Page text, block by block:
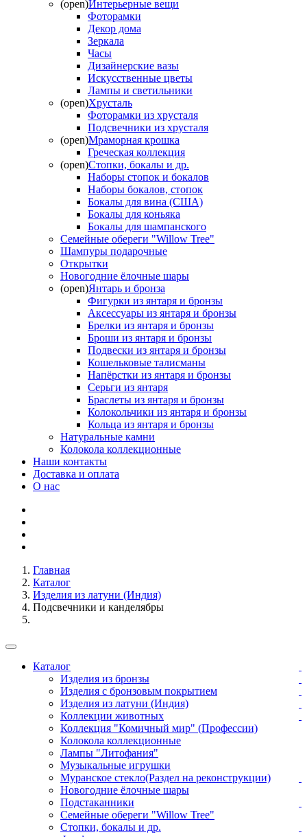
(open)Интерьерные вещи
Фоторамки
Декор дома
Зеркала
Часы
Дизайнерские вазы
Искусственные цветы
Лампы и светильники
(open)Хрусталь
Фоторамки из хрусталя
Подсвечники из хрусталя
(open)Мраморная крошка
Греческая коллекция
(open)Стопки, бокалы и др.
Наборы стопок и бокалов
Наборы бокалов, стопок
Бокалы для вина (США)
Бокалы для коньяка
Бокалы для шампанского
Семейные обереги "Willow Tree"
Шампуры подарочные
Открытки
Новогодние ёлочные шары
(open)Янтарь и бронза
Фигурки из янтаря и бронзы
Аксессуары из янтаря и бронзы
Брелки из янтаря и бронзы
Броши из янтаря и бронзы
Подвески из янтаря и бронзы
Кошельковые талисманы
Напёрстки из янтаря и бронзы
Серьги из янтаря
Браслеты из янтаря и бронзы
Колокольчики из янтаря и бронзы
Кольца из янтаря и бронзы
Натуральные камни
Колокола коллекционные
Наши контакты
Доставка и оплата
О нас
Главная
Каталог
Изделия из латуни (Индия)
Подсвечники и канделябры
Каталог
Изделия из бронзы
Изделия с бронзовым покрытием
Изделия из латуни (Индия)
Коллекции животных
Коллекция "Комичный мир" (Профессии)
Колокола коллекционные
Лампы "Литофания"
Музыкальные игрушки
Муранское стекло(Раздел на реконструкции)
Новогодние ёлочные шары
Подстаканники
Семейные обереги "Willow Tree"
Стопки, бокалы и др.